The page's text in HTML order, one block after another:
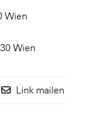
Wien
Wien
Link mailen